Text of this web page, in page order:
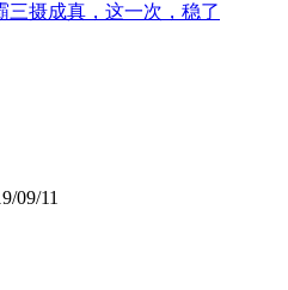
三摄成真，这一次，稳了
09/11